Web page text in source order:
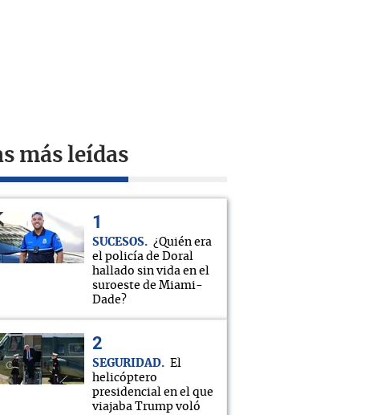
más leídas
SUCESOS
¿Quién era
el policía de Doral
hallado sin vida en el
suroeste de Miami-
Dade?
SEGURIDAD
El
helicóptero
presidencial en el que
viajaba Trump voló